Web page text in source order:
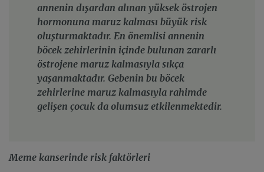
annenin dışardan alınan yüksek östrojen
hormonuna maruz kalması büyük risk
oluşturmaktadır. En önemlisi annenin
böcek zehirlerinin içinde bulunan zararlı
östrojene maruz kalmasıyla sıkça
yaşanmaktadır. Gebenin bu böcek
zehirlerine maruz kalmasıyla rahimde
gelişen çocuk da olumsuz etkilenmektedir.
Meme kanserinde risk faktörleri